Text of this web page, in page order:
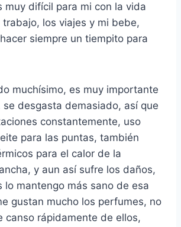
muy difícil para mi con la vida
trabajo, los viajes y mi bebe,
siempre un tiempito para
muchísimo, es muy importante
se desgasta demasiado, así que
constantemente, uso
para las puntas, también
para el calor de la
y aun así sufre los daños,
lo mantengo más sano de esa
gustan mucho los perfumes, no
canso rápidamente de ellos,